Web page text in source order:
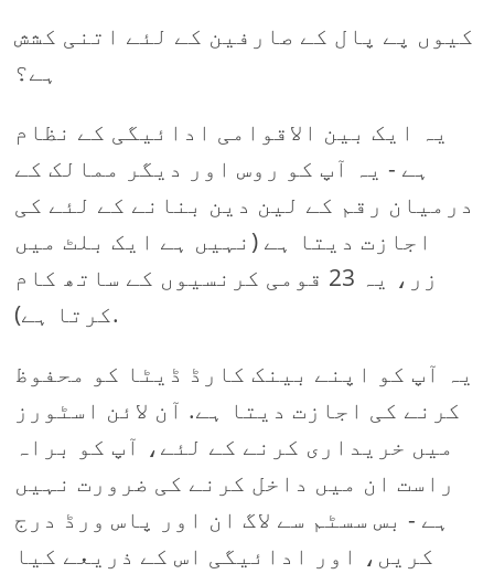
کیوں پے پال کے صارفین کے لئے اتنی کشش
ہے؟
یہ ایک بین الاقوامی ادائیگی کے نظام
ہے - یہ آپ کو روس اور دیگر ممالک کے
درمیان رقم کے لین دین بنانے کے لئے کی
اجازت دیتا ہے (نہیں ہے ایک بلٹ میں
زر، یہ 23 قومی کرنسیوں کے ساتھ کام
کرتا ہے).
یہ آپ کو اپنے بینک کارڈ ڈیٹا کو محفوظ
کرنے کی اجازت دیتا ہے. آن لائن اسٹورز
میں خریداری کرنے کے لئے، آپ کو براہ
راست ان میں داخل کرنے کی ضرورت نہیں
ہے - بس سسٹم سے لاگ ان اور پاس ورڈ درج
کریں، اور ادائیگی اس کے ذریعے کیا